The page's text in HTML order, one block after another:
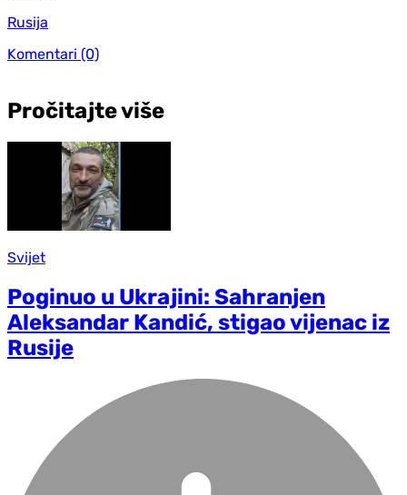
Rusija
Komentari (0)
Pročitajte više
Svijet
Poginuo u Ukrajini: Sahranjen
Aleksandar Kandić, stigao vijenac iz
Rusije